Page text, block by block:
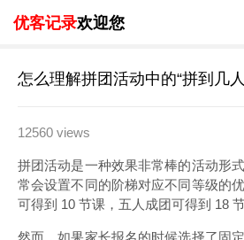
优客记录欢迎您
怎么理解拼团活动中的“拼到几
12560 views
拼团活动是一种效果非常棒的活动形
常会设置不同的阶梯对应不同等级的
可得到 10 节课，五人成团可得到 18 节
然而，如果家长报名的时候选择了固